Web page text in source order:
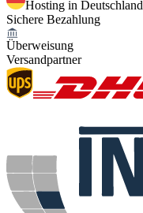
Hosting in Deutschland
Sichere Bezahlung
Überweisung
Versandpartner